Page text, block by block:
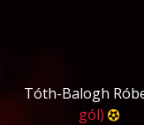
Tóth-Balogh
gól)